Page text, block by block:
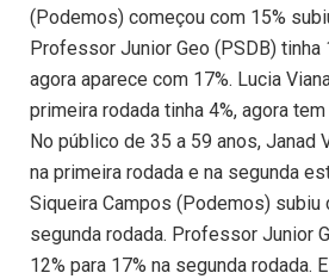
(Podemos) começou com 15%
Professor Junior Geo (PSDB) tinha
agora aparece com 17%. Lucia
primeira rodada tinha 4%, agora tem
No público de 35 a 59 anos, Janad
na primeira rodada e na segunda
Siqueira Campos (Podemos) subiu
segunda rodada. Professor Junior
12% para 17% na segunda rodada.